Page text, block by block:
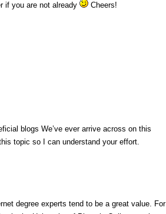
if you are not already
Cheers!
blogs We’ve ever arrive across on this
topic so I can understand your effort.
degree experts tend to be a great value. For